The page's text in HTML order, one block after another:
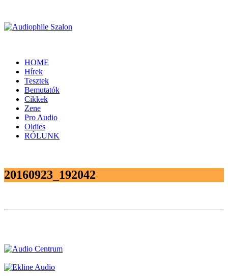
HOME
Hírek
Tesztek
Bemutatók
Cikkek
Zene
Pro Audio
Oldies
RÓLUNK
20160923_192042